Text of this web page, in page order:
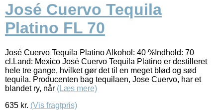
José Cuervo Tequila
Platino FL 70
José Cuervo Tequila Platino Alkohol: 40 %Indhold: 70
cl.Land: Mexico José Cuervo Tequila Platino er destilleret
hele tre gange, hvilket gør det til en meget blød og sød
tequila. Producenten bag tequilaen, Jose Cuervo, har et
blandet ry, når (Læs mere)
635 kr. (Vis fragtpris)